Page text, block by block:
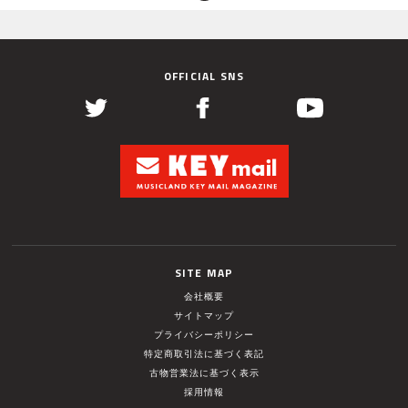
OFFICIAL SNS
SITE MAP
会社概要
サイトマップ
プライバシーポリシー
特定商取引法に基づく表記
古物営業法に基づく表示
採用情報